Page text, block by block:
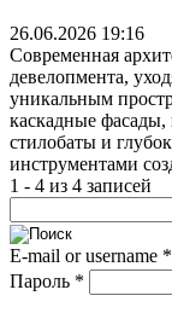
26.06.2026 19:16
Современная
девелопмента,
уникальным
каскадные
стилобаты и
инструментами
1 - 4 из 4 записей
E-mail or username *
Пароль *